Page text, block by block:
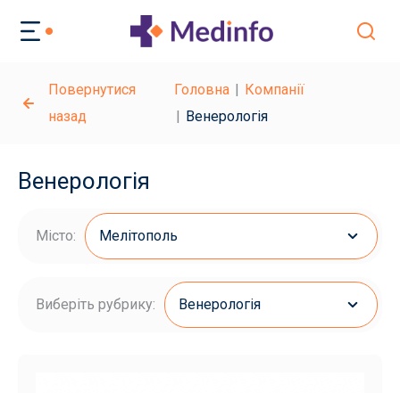
Повернутися
назад
Головна
Компанії
Венерологія
Венерологія
Місто: Мелітополь
Виберіть рубрику: Венерологія